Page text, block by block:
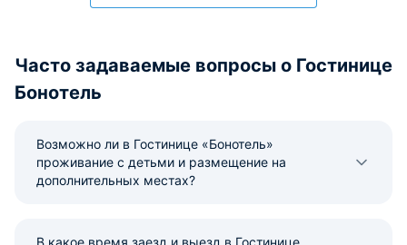
Часто задаваемые вопросы о Гостинице
Бонотель
Возможно ли в Гостинице «Бонотель»
проживание с детьми и размещение на
дополнительных местах?
В какое время заезд и выезд в Гостинице